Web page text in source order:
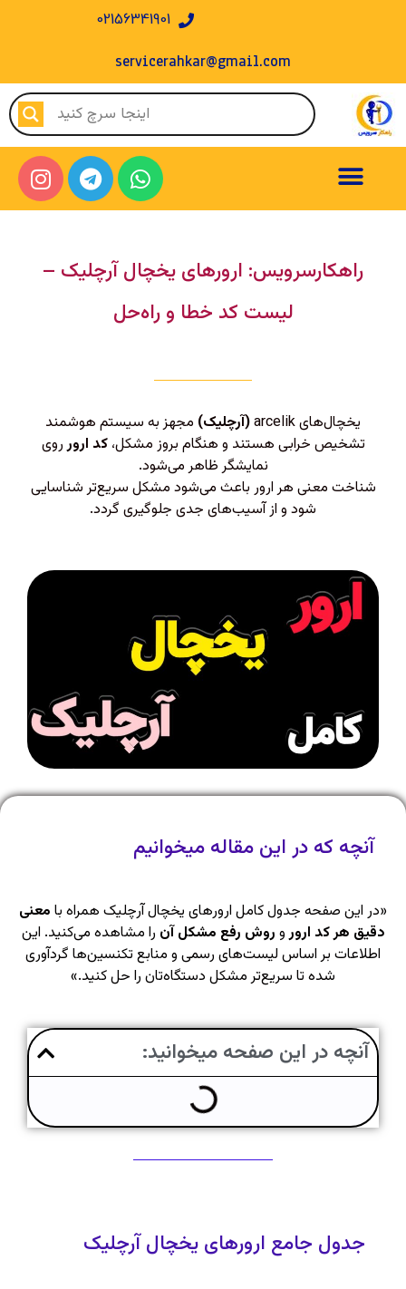
02156341901
servicerahkar@gmail.com
راهکارسرویس: ارورهای یخچال آرچلیک –
لیست کد خطا و راه‌حل
یخچال‌های arcelik (آرچلیک) مجهز به سیستم هوشمند
تشخیص خرابی هستند و هنگام بروز مشکل،کد ارورروی
نمایشگر ظاهر می‌شود.
شناخت معنی هر ارور باعث می‌شود مشکل سریع‌تر شناسایی
شود و از آسیب‌های جدی جلوگیری گردد.
آنچه که در این مقاله میخوانیم
«در این صفحه جدول کامل ارورهای یخچال آرچلیک همراه با معنی
دقیق هر کد ارورو روش رفع مشکل آن را مشاهده می‌کنید. این
اطلاعات بر اساس لیست‌های رسمی و منابع تکنسین‌ها گردآوری
شده تا سریع‌تر مشکل دستگاه‌تان را حل کنید.»
آنچه در این صفحه میخوانید:
جدول جامع ارورهای یخچال آرچلیک